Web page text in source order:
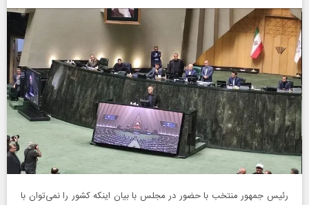
رئیس جمهور منتخب با حضور در مجلس با بیان اینکه کشور را نمی‌توان با